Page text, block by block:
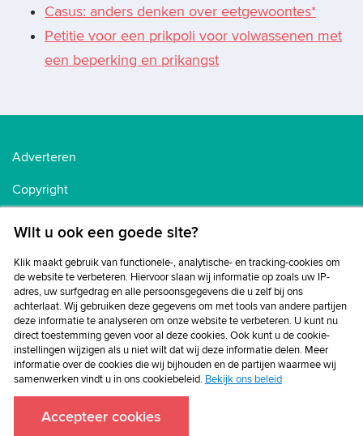
Casus: anders denken over eetgewoontes*
Petitie voor een prikpoli voor volwassenen met
een beperking en prikangst
Adverteren
Copyright
Privacybeleid
Disclaimer
Wilt u ook een goede site?
Klik maakt gebruik van functionele-, analytische- en tracking-cookies om
de website te verbeteren. Hiervoor slaan wij informatie op zoals uw IP-
adres, uw surfgedrag en alle persoonsgegevens die u zelf bij ons
achterlaat. Wij gebruiken deze gegevens om met tools van andere partijen
deze informatie te analyseren om onze website te verbeteren. U kunt nu
direct toestemming geven voor al deze cookies. Ook kunt u de cookie-
instellingen wijzigen als u niet wilt dat wij deze informatie delen. Meer
informatie over de cookies die wij bijhouden en de partijen waarmee wij
samenwerken vindt u in ons cookiebeleid. Bekijk ons beleid
Accepteer cookies